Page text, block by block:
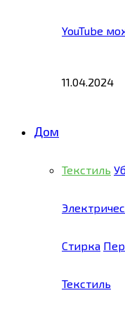
YouTube
11.04.2024
Дом
Текстиль
Стирка
Текстиль